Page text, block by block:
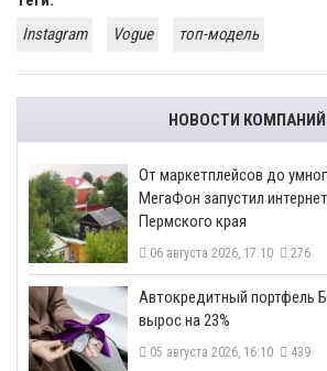
Instagram
Vogue топ-модель
НОВОСТИ КОМПАНИЙ
От маркетплейсов до
МегаФон запустил
Пермского края
06 августа 2026, 17:10 276
​Автокредитный портфель
вырос на 23%
05 августа 2026, 16:10 439